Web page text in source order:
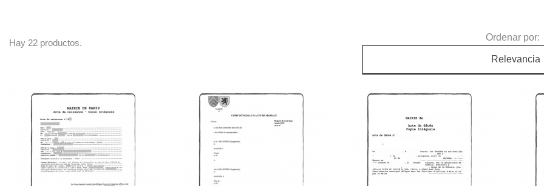
Hay 22 productos.
Ordenar por:
Relevancia